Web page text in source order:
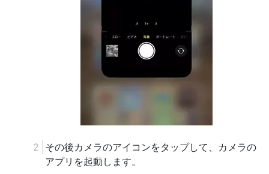
その後カメラのアイコンをタップして、カメラの
アプリを起動します。